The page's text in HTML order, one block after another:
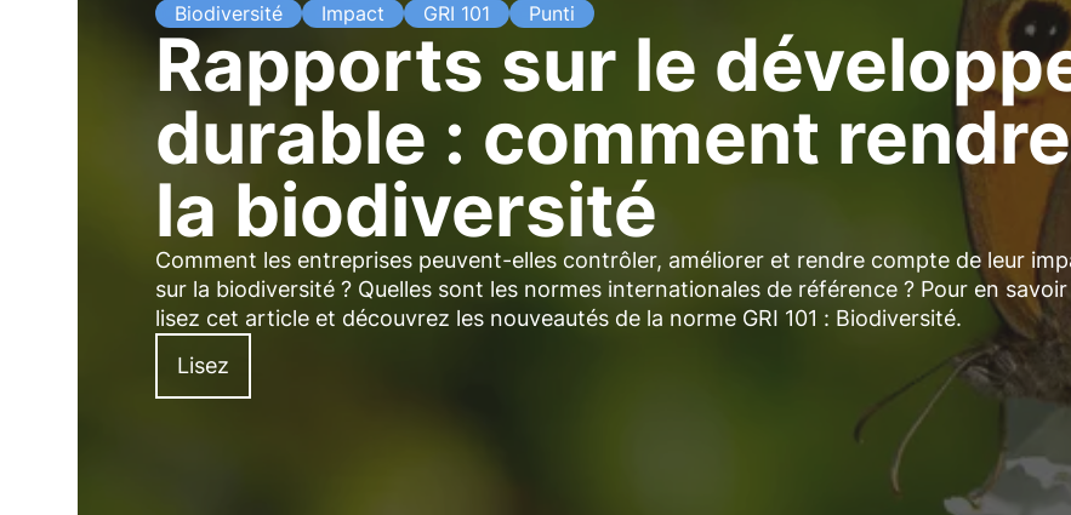
Biodiversité Impact GRI 101 Punti
Rapports sur le
durable : comment
la biodiversité
Comment les entreprises peuvent-elles contrôler, améliorer et rendre compte de leur
sur la biodiversité ? Quelles sont les normes internationales de référence ? Pour en savoir
lisez cet article et découvrez les nouveautés de la norme GRI 101 : Biodiversité.
Lisez